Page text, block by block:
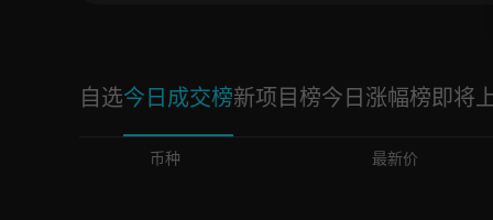
自选今日成交榜新项目榜今日涨幅榜即将
币种 最新价